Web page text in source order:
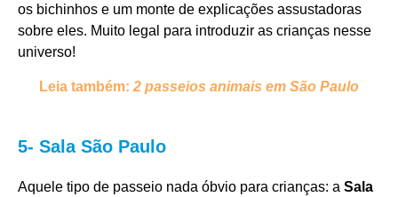
os bichinhos e um monte de explicações assustadoras
sobre eles. Muito legal para introduzir as crianças nesse
universo!
Leia também: 2 passeios animais em São Paulo
5- Sala São Paulo
Aquele tipo de passeio nada óbvio para crianças: a Sala